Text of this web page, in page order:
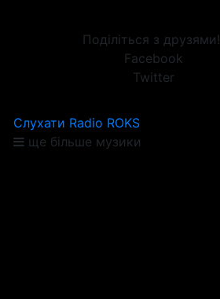
Поділіться з друзями!
Facebook
Twitter
Слухати Radio ROKS
ще більше музики